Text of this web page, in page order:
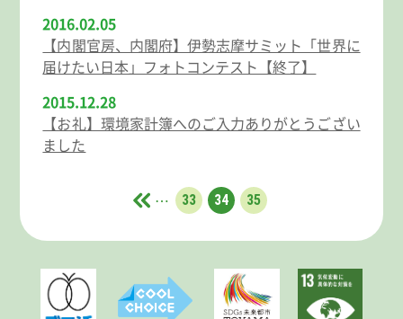
2016.02.05
【内閣官房、内閣府】伊勢志摩サミット「世界に
届けたい日本」フォトコンテスト【終了】
2015.12.28
【お礼】環境家計簿へのご入力ありがとうござい
ました
… 33 34 35